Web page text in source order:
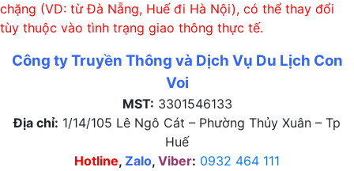
chặng (VD: từ Đà Nẵng, Huế đi Hà Nội), có thể thay đổi
tùy thuộc vào tình trạng giao thông thực tế.
Công ty Truyền Thông và Dịch Vụ Du Lịch Con
Voi
MST: 3301546133
Địa chỉ: 1/14/105 Lê Ngô Cát – Phường Thủy Xuân – Tp
Huế
Hotline, Zalo, Viber: 0932 464 111